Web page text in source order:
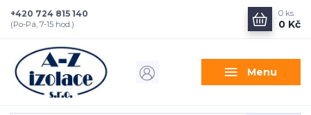
Menu
+420 724 815 140
(Po-Pá, 7-15 hod.)
0 ks
0 Kč